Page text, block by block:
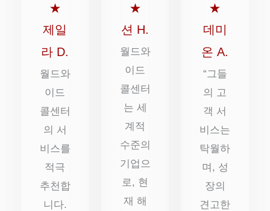
★만
점
에
5
점
제일
라 D.
월드와
이드
콜센터
의 서
비스를
적극
추천합
니다.
★만
점
에
5
점
션 H.
월드와
이드
콜센터
는 세
계적
수준의
기업으
로, 현
재 해
★
점
에
5
점
데미
온 A.
“그들
의 고
객 서
비스는
탁월하
며, 성
장의
견고한